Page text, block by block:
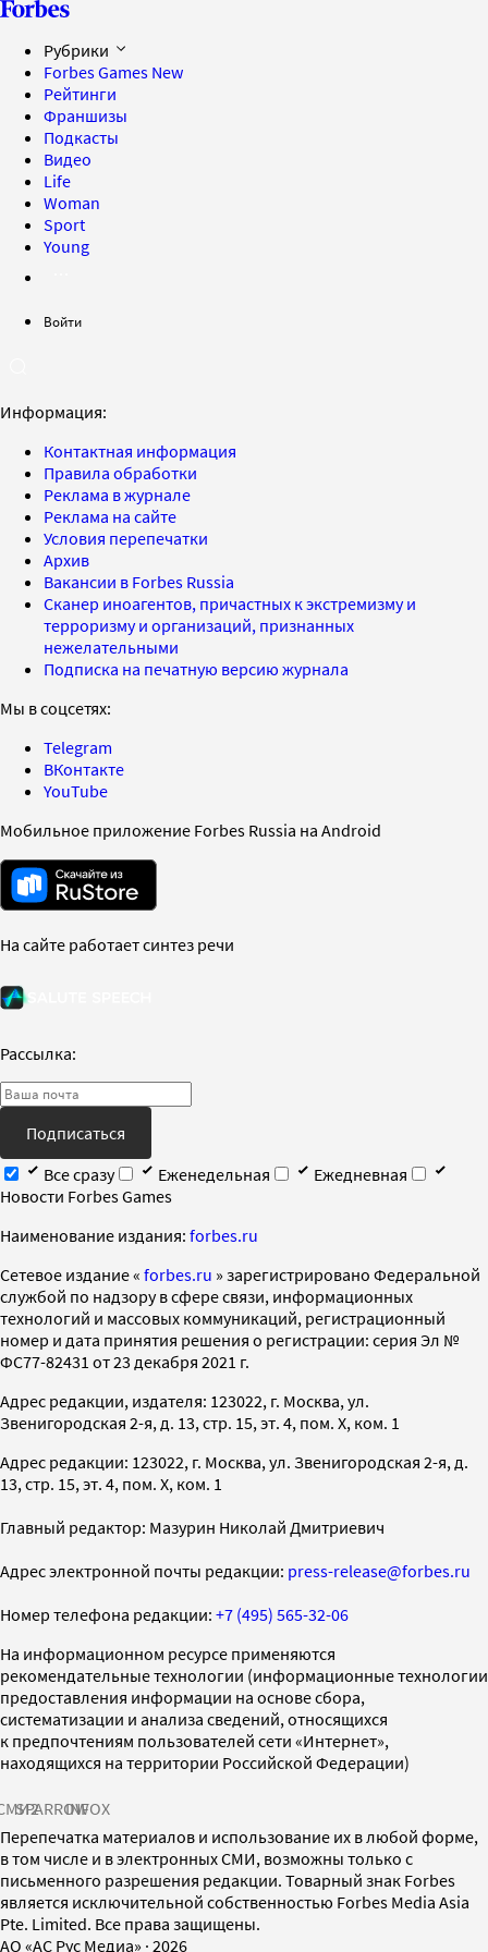
Рубрики
Forbes Games New
Рейтинги
Франшизы
Подкасты
Видео
Life
Woman
Sport
Young
Войти
Информация:
Контактная информация
Правила обработки
Реклама в журнале
Реклама на сайте
Условия перепечатки
Архив
Вакансии в Forbes Russia
Сканер иноагентов, причастных к экстремизму и
терроризму и организаций, признанных
нежелательными
Подписка на печатную версию журнала
Мы в соцсетях:
Telegram
ВКонтакте
YouTube
Мобильное приложение Forbes Russia на Android
На сайте работает синтез речи
Рассылка:
Подписаться
Все сразу
Еженедельная
Ежедневная
Новости Forbes Games
Наименование издания: forbes.ru
Cетевое издание « forbes.ru » зарегистрировано Федеральной
службой по надзору в сфере связи, информационных
технологий и массовых коммуникаций, регистрационный
номер и дата принятия решения о регистрации: серия Эл №
ФС77-82431 от 23 декабря 2021 г.
Адрес редакции, издателя: 123022, г. Москва, ул.
Звенигородская 2-я, д. 13, стр. 15, эт. 4, пом. X, ком. 1
Адрес редакции: 123022, г. Москва, ул. Звенигородская 2-я, д.
13, стр. 15, эт. 4, пом. X, ком. 1
Главный редактор: Мазурин Николай Дмитриевич
Адрес электронной почты редакции: press-release@forbes.ru
Номер телефона редакции: +7 (495) 565-32-06
На информационном ресурсе применяются
рекомендательные технологии (информационные технологии
предоставления информации на основе сбора,
систематизации и анализа сведений, относящихся
к предпочтениям пользователей сети «Интернет»,
находящихся на территории Российской Федерации)
SPARROWINFOX
Перепечатка материалов и использование их в любой форме,
в том числе и в электронных СМИ, возможны только с
письменного разрешения редакции. Товарный знак Forbes
является исключительной собственностью Forbes Media Asia
Pte. Limited. Все права защищены.
AO «АС Рус Медиа» · 2026